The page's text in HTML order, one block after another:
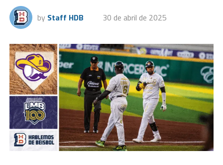
by Staff HDB 30 de abril de 2025